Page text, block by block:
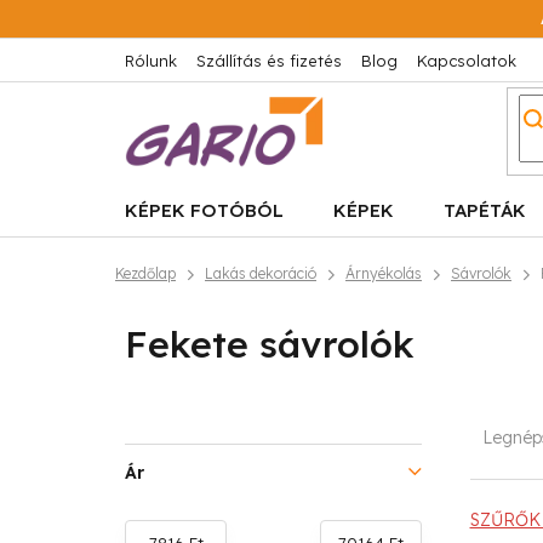
a
tartalomhoz
Rólunk Szállítás és fizetés Blog Kapcsolatok
KÉPEK FOTÓBÓL KÉPEK TAPÉTÁK
Kezdőlap Lakás dekoráció Árnyékolás Sávrolók
Fekete sávrolók
l
d
Ár
r